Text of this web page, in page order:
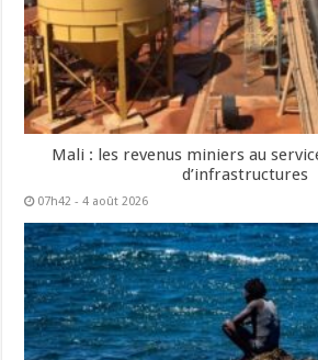
Mali : les revenus miniers au
d’infrastructures
07h42 - 4 août 2026